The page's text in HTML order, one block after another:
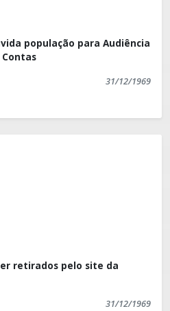
população para Audiência
31/12/1969
retirados pelo site da
31/12/1969